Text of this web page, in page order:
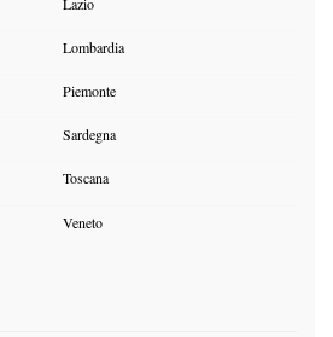
Lombardia
Piemonte
Sardegna
Toscana
Veneto